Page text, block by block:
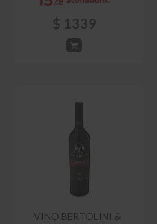
$ 1339
VINO BERTOLINI &